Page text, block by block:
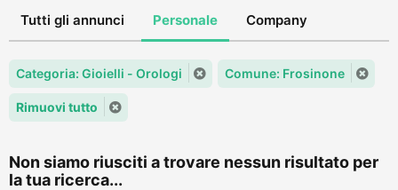
Tutti gli annunci Personale Company
Categoria: Gioielli - Orologi Comune: Frosinone
Rimuovi tutto
Non siamo riusciti a trovare nessun risultato per
la tua ricerca...